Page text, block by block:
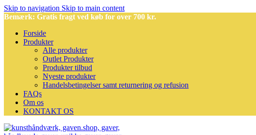
Skip to navigation Skip to main content
Bemærk: Gratis fragt ved køb for over 700 kr.
Forside
Produkter
Alle produkter
Outlet Produkter
Produkter tilbud
Nyeste produkter
Handelsbetingelser samt returnering og refusion
FAQs
Om os
KONTAKT OS